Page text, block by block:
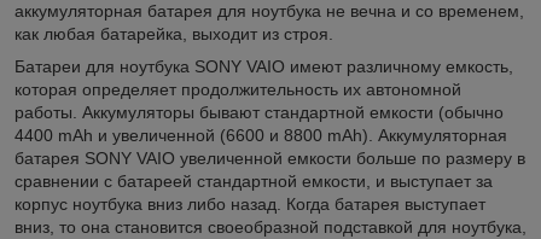
аккумуляторная батарея для ноутбука не вечна и со временем,
как любая батарейка, выходит из строя.
Батареи для ноутбука SONY VAIO имеют различному емкость,
которая определяет продолжительность их автономной
работы. Аккумуляторы бывают стандартной емкости (обычно
4400 mAh и увеличенной (6600 и 8800 mAh). Аккумуляторная
батарея SONY VAIO увеличенной емкости больше по размеру в
сравнении с батареей стандартной емкости, и выступает за
корпус ноутбука вниз либо назад. Когда батарея выступает
вниз, то она становится своеобразной подставкой для ноутбука,